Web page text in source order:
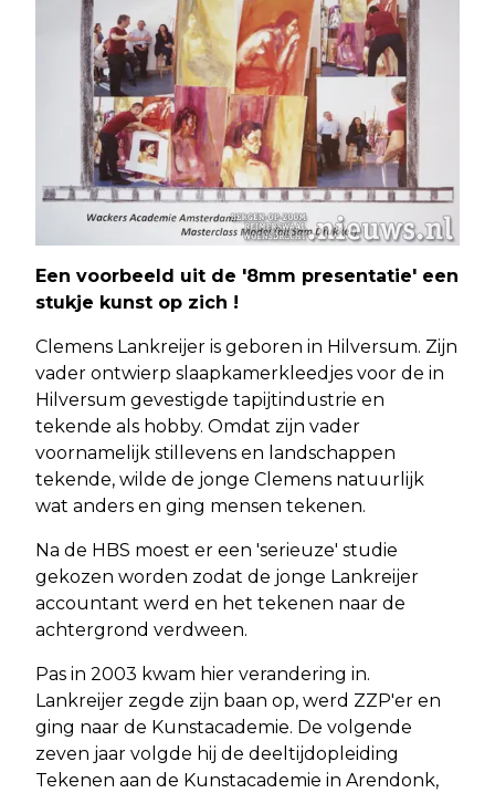
Een voorbeeld uit de '8mm presentatie' een
stukje kunst op zich !
Clemens Lankreijer is geboren in Hilversum. Zijn
vader ontwierp slaapkamerkleedjes voor de in
Hilversum gevestigde tapijtindustrie en
tekende als hobby. Omdat zijn vader
voornamelijk stillevens en landschappen
tekende, wilde de jonge Clemens natuurlijk
wat anders en ging mensen tekenen.
Na de HBS moest er een 'serieuze' studie
gekozen worden zodat de jonge Lankreijer
accountant werd en het tekenen naar de
achtergrond verdween.
Pas in 2003 kwam hier verandering in.
Lankreijer zegde zijn baan op, werd ZZP'er en
ging naar de Kunstacademie. De volgende
zeven jaar volgde hij de deeltijdopleiding
Tekenen aan de Kunstacademie in Arendonk,